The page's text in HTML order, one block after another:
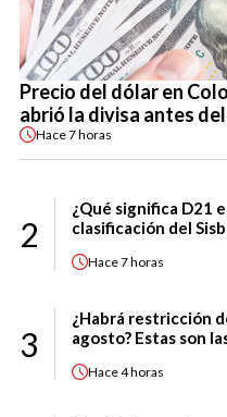
Precio del dólar en
abrió la divisa antes
Hace7 horas
2
¿Qué significa D21
clasificación del
Hace7 horas
3
¿Habrá restricción
agosto? Estas son
Hace4 horas